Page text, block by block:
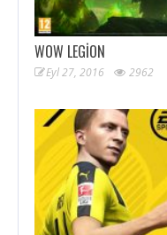
WOW LEGION
Eyl 27, 2016 2962